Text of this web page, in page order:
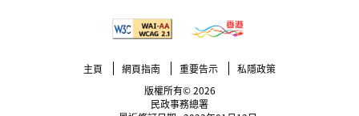
主頁 網頁指南 重要告示
私隱政策
版權所有© 2026
民政事務總署